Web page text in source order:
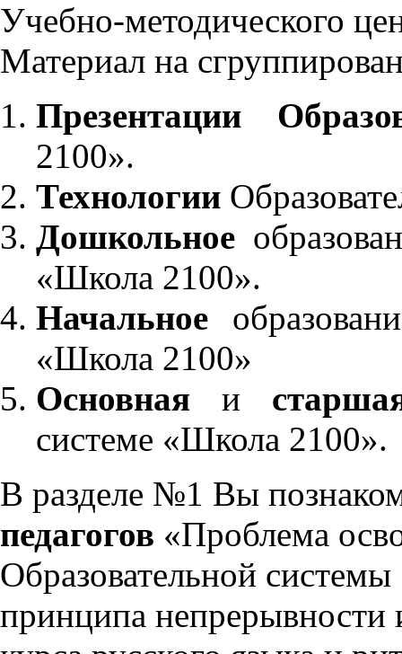
Учебно-методического
Материал на
Презентации
2100».
Технологии
Дошкольное
«Школа 2100».
Начальное
«Школа 2100»
Основнаяи
системе «Школа 2100».
В разделе №1 Вы
педагогов «Проблема
Образовательной
принципа непрерывности